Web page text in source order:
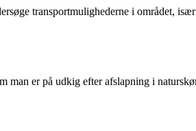
transportmulighederne i området,
er på udkig efter afslapning i